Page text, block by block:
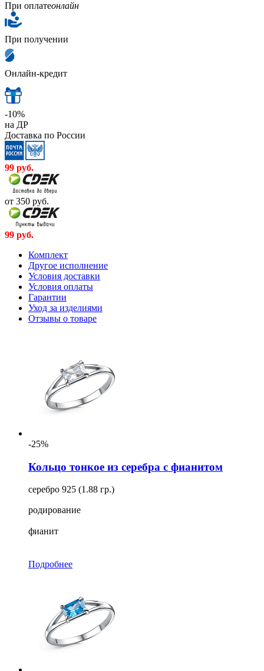
При оплатеонлайн
При получении
Онлайн-кредит
-10%
на ДР
Доставка по России
99 руб.
от 350 руб.
99 руб.
Комплект
Другое исполнение
Условия доставки
Условия оплаты
Гарантии
Уход за изделиями
Отзывы о товаре
-25%
Кольцо тонкое из серебра с фианитом
серебро 925 (1.88 гр.)
родирование
фианит
Подробнее